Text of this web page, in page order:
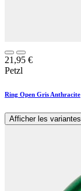
21,95 €
Petzl
Ring Open Gris Anthracite
Afficher les variantes